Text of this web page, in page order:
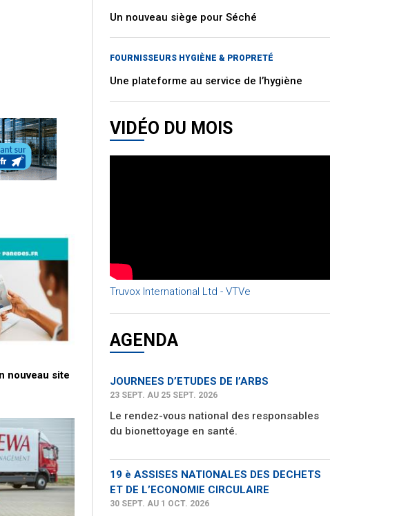
nouveau site
Un nouveau siège pour Séché
FOURNISSEURS HYGIÈNE & PROPRETÉ
Une plateforme au service de l’hygiène
VIDÉO DU MOIS
Truvox International Ltd - VTVe
AGENDA
JOURNEES D’ETUDES DE l’ARBS
23 SEPT. AU 25 SEPT. 2026
Le rendez-vous national des responsables
du bionettoyage en santé.
19 è ASSISES NATIONALES DES DECHETS
ET DE L’ECONOMIE CIRCULAIRE
30 SEPT. AU 1 OCT. 2026